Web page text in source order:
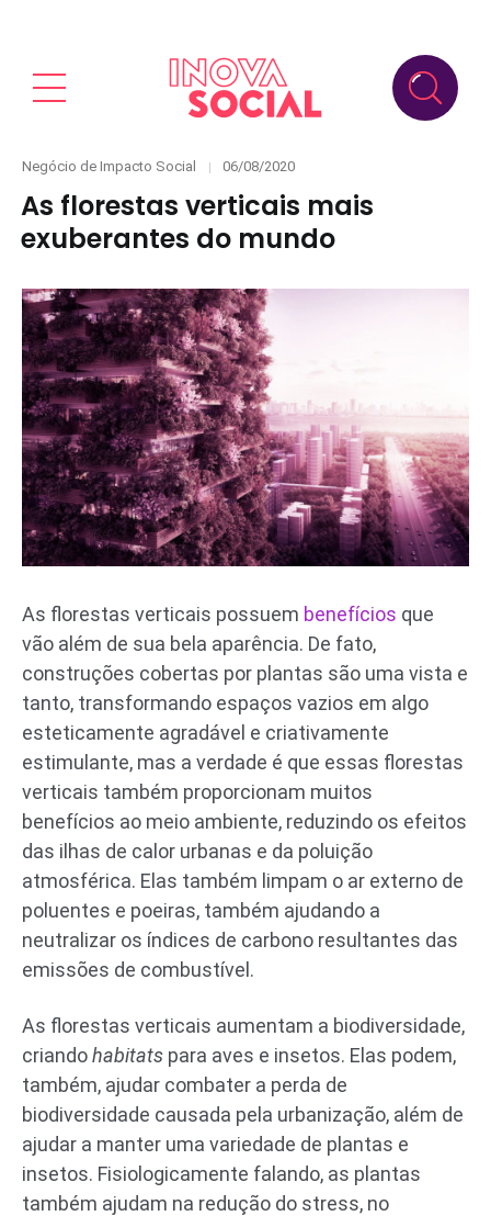
Categories
Negócio de Impacto Social
Posted
06/08/2020
As florestas verticais mais
exuberantes do mundo
As florestas verticais possuem benefícios que
vão além de sua bela aparência. De fato,
construções cobertas por plantas são uma vista e
tanto, transformando espaços vazios em algo
esteticamente agradável e criativamente
estimulante, mas a verdade é que essas florestas
verticais também proporcionam muitos
benefícios ao meio ambiente, reduzindo os efeitos
das ilhas de calor urbanas e da poluição
atmosférica. Elas também limpam o ar externo de
poluentes e poeiras, também ajudando a
neutralizar os índices de carbono resultantes das
emissões de combustível.
As florestas verticais aumentam a biodiversidade,
criandohabitats para aves e insetos. Elas podem,
também, ajudar combater a perda de
biodiversidade causada pela urbanização, além de
ajudar a manter uma variedade de plantas e
insetos. Fisiologicamente falando, as plantas
também ajudam na redução do stress, no